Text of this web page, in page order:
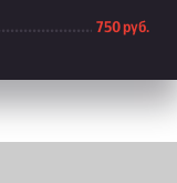
750 руб.